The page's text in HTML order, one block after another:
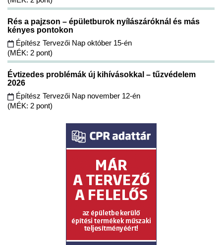
Rés a pajzson – épületburok nyílászáróknál és más
kényes pontokon
Építész Tervezői Nap október 15-én
(MÉK: 2 pont)
Évtizedes problémák új kihívásokkal – tűzvédelem
2026
Építész Tervezői Nap november 12-én
(MÉK: 2 pont)